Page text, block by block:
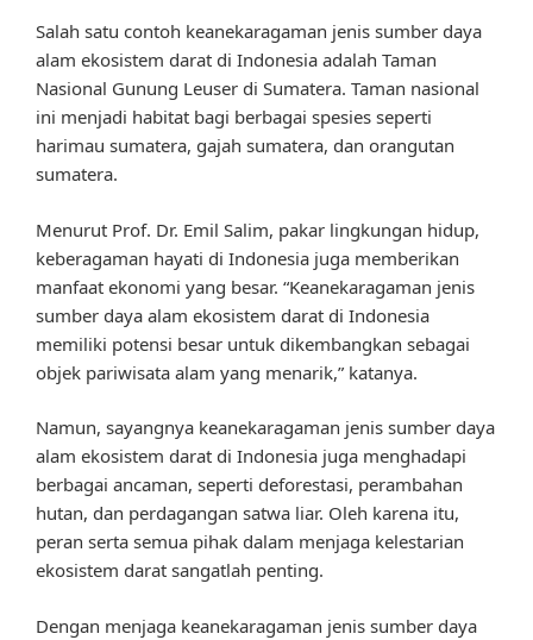
Salah satu contoh keanekaragaman jenis sumber daya
alam ekosistem darat di Indonesia adalah Taman
Nasional Gunung Leuser di Sumatera. Taman nasional
ini menjadi habitat bagi berbagai spesies seperti
harimau sumatera, gajah sumatera, dan orangutan
sumatera.
Menurut Prof. Dr. Emil Salim, pakar lingkungan hidup,
keberagaman hayati di Indonesia juga memberikan
manfaat ekonomi yang besar. “Keanekaragaman jenis
sumber daya alam ekosistem darat di Indonesia
memiliki potensi besar untuk dikembangkan sebagai
objek pariwisata alam yang menarik,” katanya.
Namun, sayangnya keanekaragaman jenis sumber daya
alam ekosistem darat di Indonesia juga menghadapi
berbagai ancaman, seperti deforestasi, perambahan
hutan, dan perdagangan satwa liar. Oleh karena itu,
peran serta semua pihak dalam menjaga kelestarian
ekosistem darat sangatlah penting.
Dengan menjaga keanekaragaman jenis sumber daya